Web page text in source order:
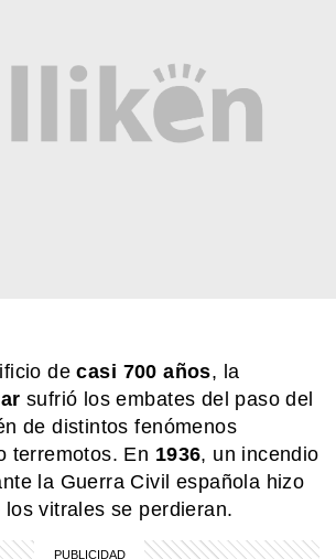
decasi 700 años, la
sufrió los embates del paso del
de distintos fenómenos
terremotos. En 1936, un incendio
la Guerra Civil española hizo
vitrales se perdieran.